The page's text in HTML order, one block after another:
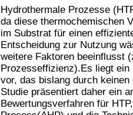
Hydrothermale Prozesse
da diese thermochemischen
im Substrat für einen
Entscheidung zur Nutzung
weitere Faktoren beeinflusst
Prozesseffizienz).Es liegt
vor, das bislang durch
Studie präsentiert daher ein
Bewertungsverfahren für